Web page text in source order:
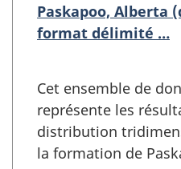
Paskapoo, Alberta
format délimité …
Cet ensemble de
représente les
distribution
la formation de